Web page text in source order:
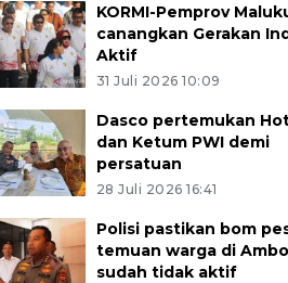
KORMI-Pemprov
canangkan Gerakan
Aktif
31 Juli 2026 10:09
Dasco pertemukan
dan Ketum PWI demi
persatuan
28 Juli 2026 16:41
Polisi pastikan bom
temuan warga di
sudah tidak aktif